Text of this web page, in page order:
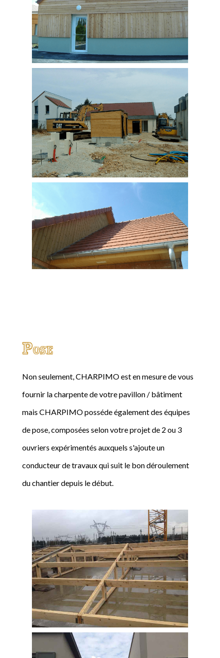
Pose
Non seulement, CHARPIMO est en mesure de vous
fournir la charpente de votre pavillon / bâtiment
mais CHARPIMO posséde également des équipes
de pose, composées selon votre projet de 2 ou 3
ouvriers expérimentés auxquels s'ajoute un
conducteur de travaux qui suit le bon déroulement
du chantier depuis le début.